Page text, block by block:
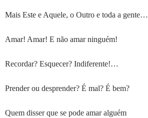
Mais Este e Aquele, o Outro e toda a gente…
Amar! Amar! E não amar ninguém!
Recordar? Esquecer? Indiferente!…
Prender ou desprender? É mal? É bem?
Quem disser que se pode amar alguém